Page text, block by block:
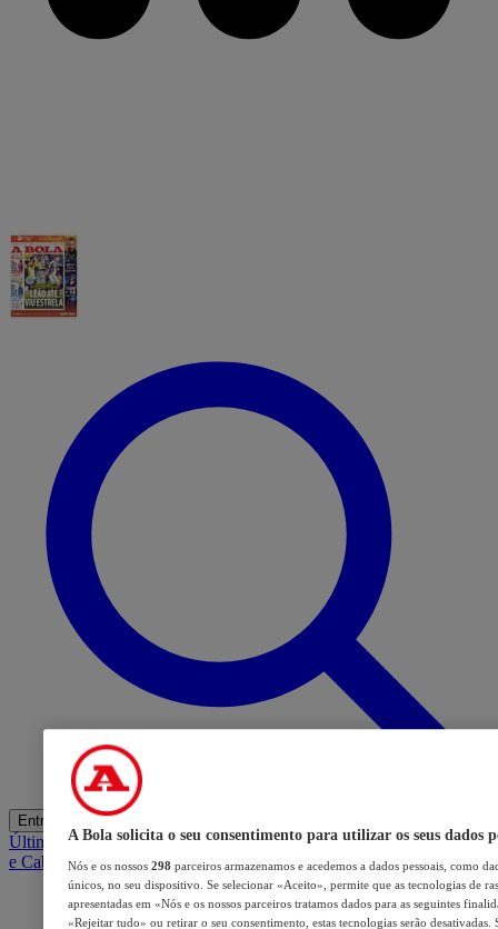
Entrar
Últimas MercadoOpiniãoiGaming HubA BOLA SUGERE Barba
e Cabelo
A Bola solicita o seu consentimento para utilizar os seus dados
Nós e os nossos 298 parceiros armazenamos e acedemos a dados pessoais, como
únicos, no seu dispositivo. Se selecionar «Aceito», permite que as tecnologias de
apresentadas em «Nós e os nossos parceiros tratamos dados para as seguintes
«Rejeitar tudo» ou retirar o seu consentimento, estas tecnologias serão desativadas.